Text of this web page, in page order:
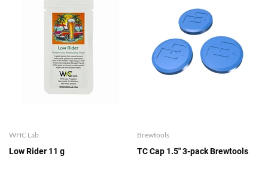
WHC Lab
Low Rider 11 g
Brewtools
TC Cap 1.5" 3-pack Brewtools